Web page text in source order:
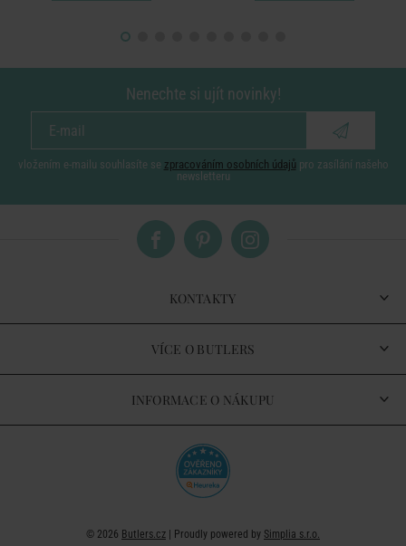
Nenechte si ujít novinky!
vložením e-mailu souhlasíte se zpracováním osobních údajů pro zasílání našeho
newsletteru
KONTAKTY
VÍCE O BUTLERS
INFORMACE O NÁKUPU
© 2026 Butlers.cz | Proudly powered by Simplia s.r.o.